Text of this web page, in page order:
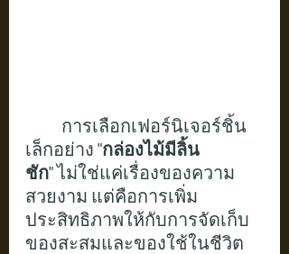
การเลือกเฟอร์นิเจอร์ชิ้น
เล็กอย่าง "กล่องไม้มีลิ้น
ชัก" ไม่ใช่แค่เรื่องของความ
สวยงาม แต่คือการเพิ่ม
ประสิทธิภาพให้กับการจัดเก็บ
ของสะสมและของใช้ในชีวิต